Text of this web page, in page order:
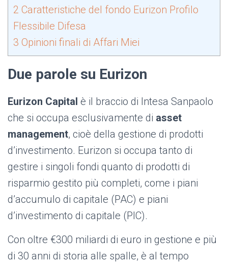
2 Caratteristiche del fondo Eurizon Profilo
Flessibile Difesa
3 Opinioni finali di Affari Miei
Due parole su Eurizon
Eurizon Capital è il braccio di Intesa Sanpaolo
che si occupa esclusivamente di asset
management, cioè della gestione di prodotti
d’investimento. Eurizon si occupa tanto di
gestire i singoli fondi quanto di prodotti di
risparmio gestito più completi, come i piani
d’accumulo di capitale (PAC) e piani
d’investimento di capitale (PIC).
Con oltre €300 miliardi di euro in gestione e più
di 30 anni di storia alle spalle, è al tempo